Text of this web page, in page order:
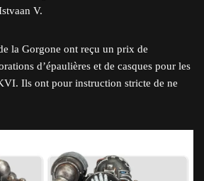
V.
la Gorgone ont reçu un prix de
d’épaulières et de casques pour les
Ils ont pour instruction stricte de ne